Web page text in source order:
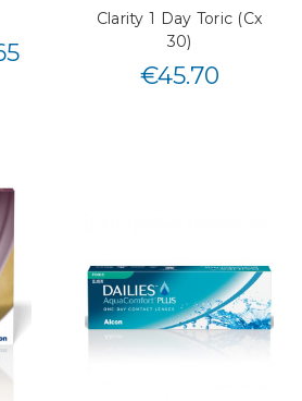
Clarity 1 Day Toric (Cx
30)
€45.70